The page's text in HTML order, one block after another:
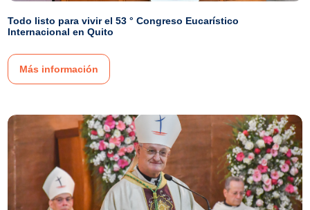
Todo listo para vivir el 53 ° Congreso Eucarístico
Internacional en Quito
Más información